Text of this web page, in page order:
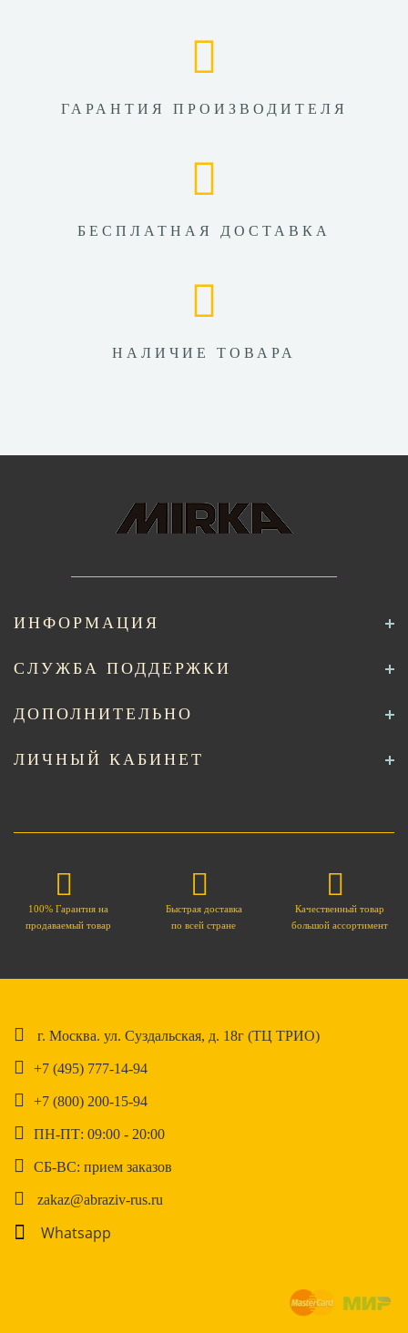
ГАРАНТИЯ ПРОИЗВОДИТЕЛЯ
БЕСПЛАТНАЯ ДОСТАВКА
НАЛИЧИЕ ТОВАРА
ИНФОРМАЦИЯ
СЛУЖБА ПОДДЕРЖКИ
ДОПОЛНИТЕЛЬНО
ЛИЧНЫЙ КАБИНЕТ
100% Гарантия на
продаваемый товар
Быстрая доставка
по всей стране
Качественный товар
большой ассортимент
г. Москва. ул. Суздальская, д. 18г (ТЦ ТРИО)
+7 (495) 777-14-94
+7 (800) 200-15-94
ПН-ПТ: 09:00 - 20:00
СБ-ВС: прием заказов
zakaz@abraziv-rus.ru
Whatsapp